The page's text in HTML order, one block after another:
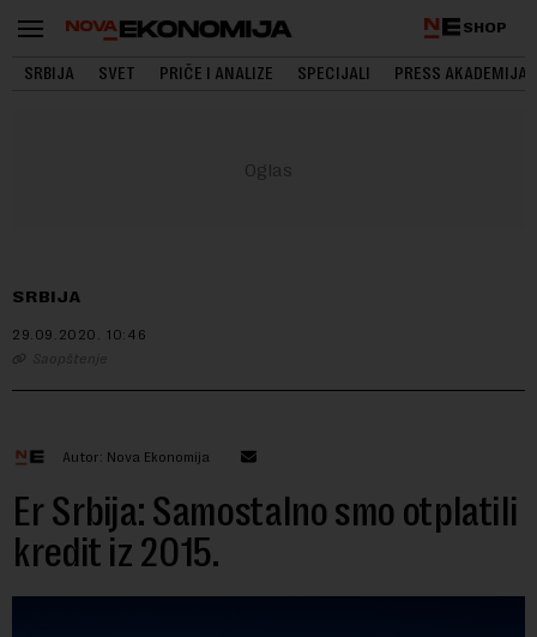
SHOP
SRBIJA SVET PRIČE I ANALIZE SPECIJALI PRESS AKADEMIJA
SRBIJA
29.09.2020. 10:46
Saopštenje
Autor: Nova Ekonomija
Er Srbija: Samostalno smo otplatili
kredit iz 2015.